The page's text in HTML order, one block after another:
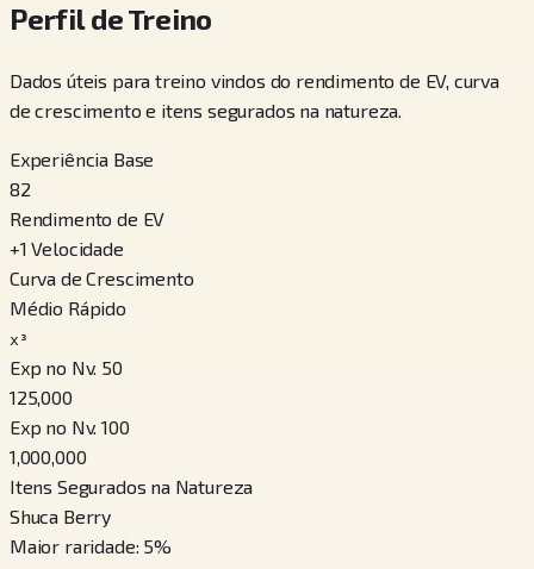
Perfil de Treino
Dados úteis para treino vindos do rendimento de EV, curva
de crescimento e itens segurados na natureza.
Experiência Base
82
Rendimento de EV
+1 Velocidade
Curva de Crescimento
Médio Rápido
x³
Exp no Nv. 50
125,000
Exp no Nv. 100
1,000,000
Itens Segurados na Natureza
Shuca Berry
Maior raridade: 5%